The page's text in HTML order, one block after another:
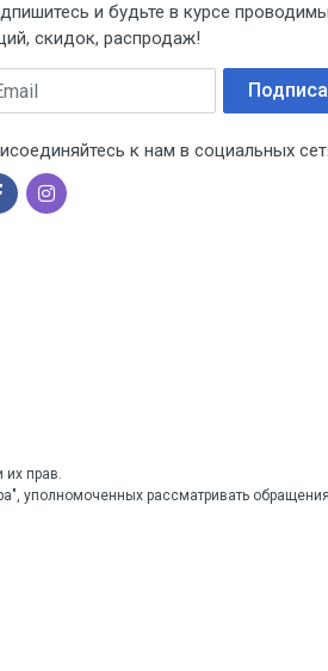
и будьте в курсе
скидок, распродаж!
к нам в социальных
прав.
уполномоченных рассматривать обращения